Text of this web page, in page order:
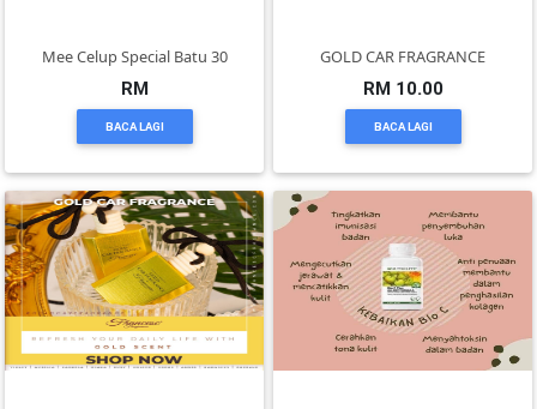
Mee Celup Special Batu 30
RM
BACA LAGI
GOLD CAR FRAGRANCE
RM 10.00
BACA LAGI
PERCUTIAN
PELANCONGAN(1)
RUMAH
&
BARANG
PERIBADI(4)